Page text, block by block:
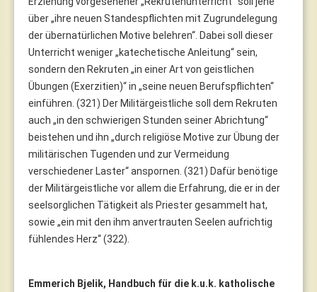
über „ihre neuen Standespflichten mit Zugrundelegung
der übernatürlichen Motive belehren“. Dabei soll dieser
Unterricht weniger „katechetische Anleitung“ sein,
sondern den Rekruten „in einer Art von geistlichen
Übungen (Exerzitien)“ in „seine neuen Berufspflichten“
einführen. (321) Der Militärgeistliche soll dem Rekruten
auch „in den schwierigen Stunden seiner Abrichtung“
beistehen und ihn „durch religiöse Motive zur Übung der
militärischen Tugenden und zur Vermeidung
verschiedener Laster“ anspornen. (321) Dafür benötige
der Militärgeistliche vor allem die Erfahrung, die er in der
seelsorglichen Tätigkeit als Priester gesammelt hat,
sowie „ein mit den ihm anvertrauten Seelen aufrichtig
fühlendes Herz“ (322).
Emmerich Bjelik, Handbuch für die k.u.k. katholische